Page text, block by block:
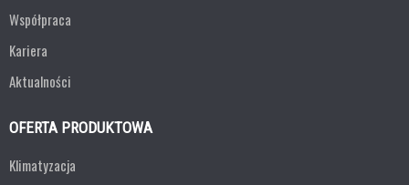
Współpraca
Kariera
Aktualności
OFERTA PRODUKTOWA
Klimatyzacja